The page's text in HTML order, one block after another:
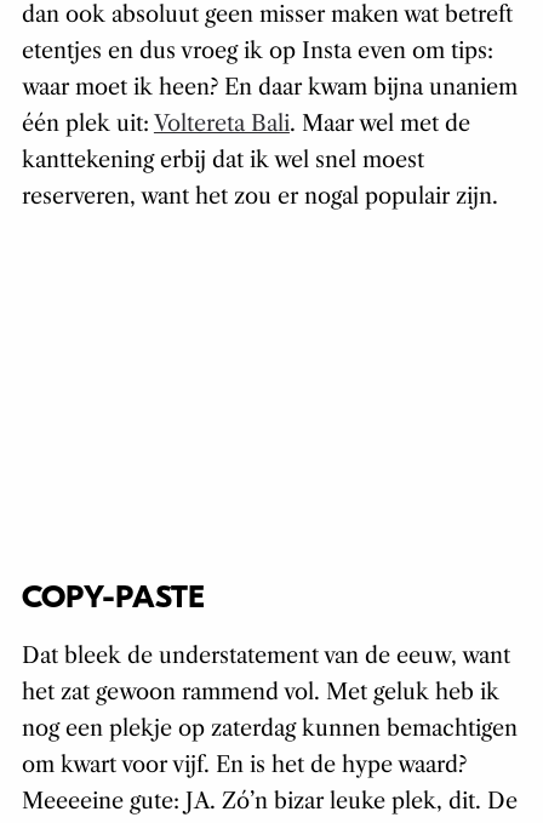
dan ook absoluut geen misser maken wat betreft
etentjes en dus vroeg ik op Insta even om tips:
waar moet ik heen? En daar kwam bijna unaniem
één plek uit: Voltereta Bali. Maar wel met de
kanttekening erbij dat ik wel snel moest
reserveren, want het zou er nogal populair zijn.
COPY-PASTE
Dat bleek de understatement van de eeuw, want
het zat gewoon rammend vol. Met geluk heb ik
nog een plekje op zaterdag kunnen bemachtigen
om kwart voor vijf. En is het de hype waard?
Meeeeine gute: JA. Zó’n bizar leuke plek, dit. De